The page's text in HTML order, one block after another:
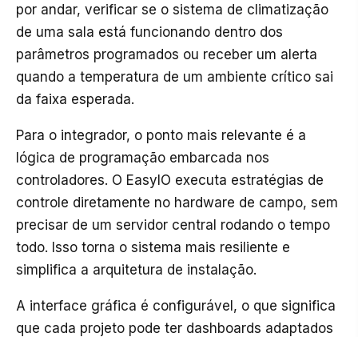
por andar, verificar se o sistema de climatização
de uma sala está funcionando dentro dos
parâmetros programados ou receber um alerta
quando a temperatura de um ambiente crítico sai
da faixa esperada.
Para o integrador, o ponto mais relevante é a
lógica de programação embarcada nos
controladores. O EasyIO executa estratégias de
controle diretamente no hardware de campo, sem
precisar de um servidor central rodando o tempo
todo. Isso torna o sistema mais resiliente e
simplifica a arquitetura de instalação.
A interface gráfica é configurável, o que significa
que cada projeto pode ter dashboards adaptados